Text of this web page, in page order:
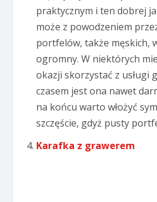
praktycznym i ten dobrej
może z powodzeniem
portfelów, także męskich,
ogromny. W niektórych
okazji skorzystać z usługi
czasem jest ona nawet
na końcu warto włożyć
szczęście, gdyż pusty
Karafka z grawerem